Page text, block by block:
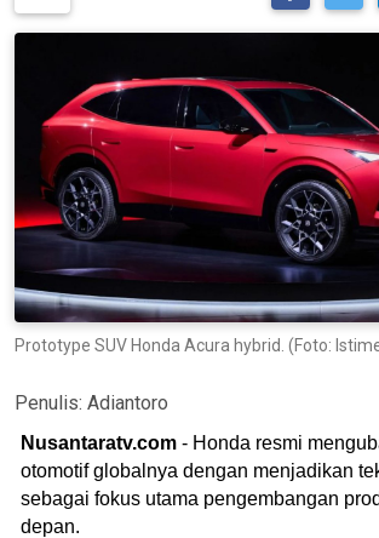
Prototype SUV Honda Acura hybrid. (Foto:
Penulis: Adiantoro
Nusantaratv.com - Honda resmi
otomotif globalnya dengan menjadikan
sebagai fokus utama pengembangan
depan.